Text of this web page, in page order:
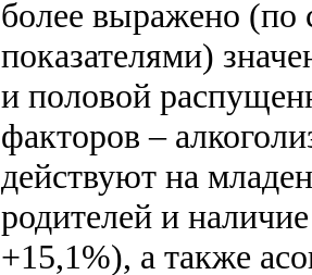
более выражено (по
показателями)
и половой
факторов –
действуют на
родителей и
+15,1%), а также